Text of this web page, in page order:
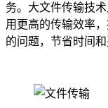
务。大文件传输技
用更高的传输效率
的问题，节省时间和